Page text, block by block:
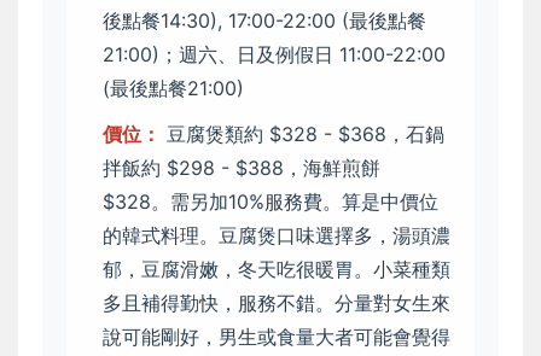
後點餐14:30), 17:00-22:00 (最後點餐
21:00)；週六、日及例假日 11:00-22:00
(最後點餐21:00)
價位： 豆腐煲類約 $328 - $368，石鍋
拌飯約 $298 - $388，海鮮煎餅
$328。需另加10%服務費。算是中價位
的韓式料理。豆腐煲口味選擇多，湯頭濃
郁，豆腐滑嫩，冬天吃很暖胃。小菜種類
多且補得勤快，服務不錯。分量對女生來
說可能剛好，男生或食量大者可能會覺得